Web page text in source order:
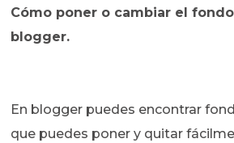
Cómo poner o cambiar el
blogger.
En blogger puedes encontrar
que puedes poner y quitar